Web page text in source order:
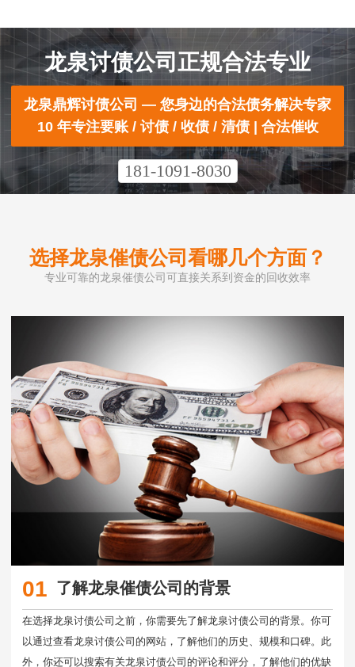
龙泉讨债公司正规合法专业
龙泉鼎辉讨债公司 — 您身边的合法债务解决专家
10 年专注要账 / 讨债 / 收债 / 清债 | 合法催收
181-1091-8030
选择龙泉催债公司看哪几个方面？
专业可靠的龙泉催债公司可直接关系到资金的回收效率
01 了解龙泉催债公司的背景
在选择龙泉讨债公司之前，你需要先了解龙泉讨债公司的背景。你可
以通过查看龙泉讨债公司的网站，了解他们的历史、规模和口碑。此
外，你还可以搜索有关龙泉讨债公司的评论和评分，了解他们的优缺